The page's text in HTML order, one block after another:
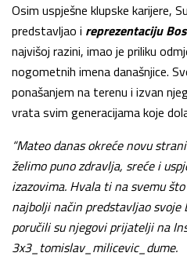
Osim uspješne klupske karijere,
predstavljao i reprezentaciju
najvišoj razini, imao je priliku
nogometnih imena današnjice.
ponašanjem na terenu i izvan
vrata svim generacijama koje
“Mateo danas okreće novu
želimo puno zdravlja, sreće i
izazovima. Hvala ti na svemu
najbolji način predstavljao svoje
poručili su njegovi prijatelji na
3x3_tomislav_milicevic_dume.